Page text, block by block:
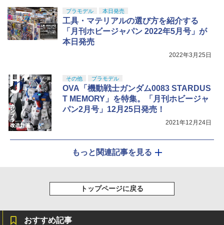
プラモデル 本日発売
工具・マテリアルの選び方を紹介する
「月刊ホビージャパン 2022年5月号」が
本日発売
2022年3月25日
その他 プラモデル
OVA「機動戦士ガンダム0083 STARDUS
T MEMORY」を特集。「月刊ホビージャ
パン2月号」12月25日発売！
2021年12月24日
もっと関連記事を見る
トップページに戻る
おすすめ記事